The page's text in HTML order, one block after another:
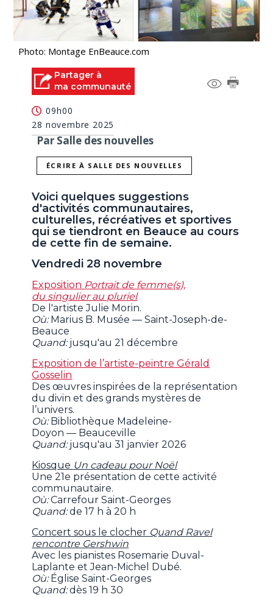
Photo: Montage EnBeauce.com
Partager à
ma communauté
09h00
28 novembre 2025
Par Salle des nouvelles
ÉCRIRE À SALLE DES NOUVELLES
Voici quelques suggestions
d'activités communautaires,
culturelles, récréatives et sportives
qui se tiendront en Beauce au cours
de cette fin de semaine.
Vendredi 28 novembre
Exposition Portrait de femme(s),
du singulier au pluriel
De l'artiste Julie Morin.
Où:Marius B. Musée — Saint-Joseph-de-
Beauce
Quand:jusqu'au 21 décembre
Exposition de l’artiste-peintre Gérald
Gosselin
Des œuvres inspirées de la représentation
du divin et des grands mystères de
l’univers.
Où:Bibliothèque Madeleine-
Doyon — Beauceville
Quand:jusqu'au 31 janvier 2026
Kiosque Un cadeau pour Noël
Une 21e présentation de cette activité
communautaire.
Où:Carrefour Saint-Georges
Quand:de 17 h à 20 h
Concert sous le clocher Quand Ravel
rencontre Gershwin
Avec les pianistes Rosemarie Duval-
Laplante et Jean-Michel Dubé.
Où:Église Saint-Georges
Quand:dès 19 h 30